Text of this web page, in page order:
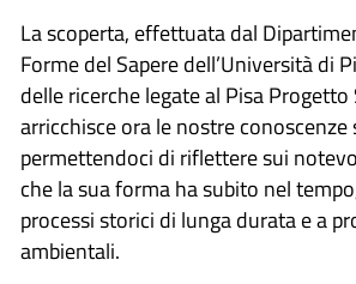
La scoperta, effettuata dal
Forme del Sapere dell’Università di
delle ricerche legate al Pisa Progetto
arricchisce ora le nostre
permettendoci di riflettere sui
che la sua forma ha subito nel
processi storici di lunga durata e a
ambientali.